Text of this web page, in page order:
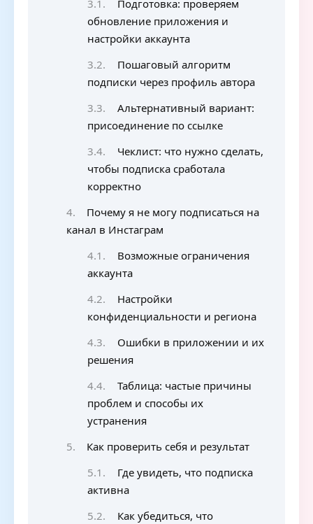
Подготовка: проверяем
обновление приложения и
настройки аккаунта
Пошаговый алгоритм
подписки через профиль автора
Альтернативный вариант:
присоединение по ссылке
Чеклист: что нужно сделать,
чтобы подписка сработала
корректно
Почему я не могу подписаться на
канал в Инстаграм
Возможные ограничения
аккаунта
Настройки
конфиденциальности и региона
Ошибки в приложении и их
решения
Таблица: частые причины
проблем и способы их
устранения
Как проверить себя и результат
Где увидеть, что подписка
активна
Как убедиться, что